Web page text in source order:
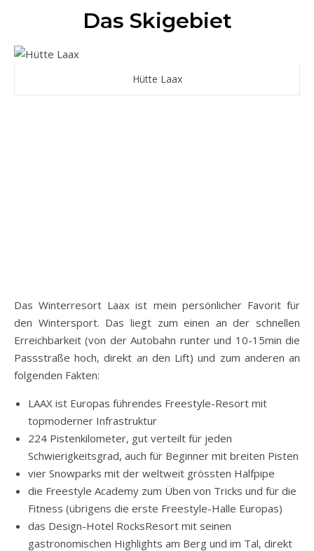
Das Skigebiet
Hütte Laax
Das Winterresort Laax ist mein persönlicher Favorit für
den Wintersport. Das liegt zum einen an der schnellen
Erreichbarkeit (von der Autobahn runter und 10-15min die
Passstraße hoch, direkt an den Lift) und zum anderen an
folgenden Fakten:
LAAX ist Europas führendes Freestyle-Resort mit
topmoderner Infrastruktur
224 Pistenkilometer, gut verteilt für jeden
Schwierigkeitsgrad, auch für Beginner mit breiten Pisten
vier Snowparks mit der weltweit grössten Halfpipe
die Freestyle Academy zum Üben von Tricks und für die
Fitness (übrigens die erste Freestyle-Halle Europas)
das Design-Hotel RocksResort mit seinen
gastronomischen Highlights am Berg und im Tal, direkt